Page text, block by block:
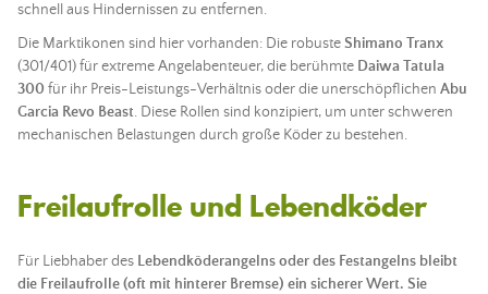
schnell aus Hindernissen zu entfernen.
Die Marktikonen sind hier vorhanden: Die robusteShimano Tranx
(301/401) für extreme Angelabenteuer, die berühmte Daiwa Tatula
300 für ihr Preis-Leistungs-Verhältnis oder die unerschöpflichen Abu
Garcia Revo Beast. Diese Rollen sind konzipiert, um unter schweren
mechanischen Belastungen durch große Köderzu bestehen.
Freilaufrolle und Lebendköder
Für Liebhaber des Lebendköderangelnsoder des Festangelns bleibt
die Freilaufrolle (oft mit hinterer Bremse) ein sicherer Wert. Sie